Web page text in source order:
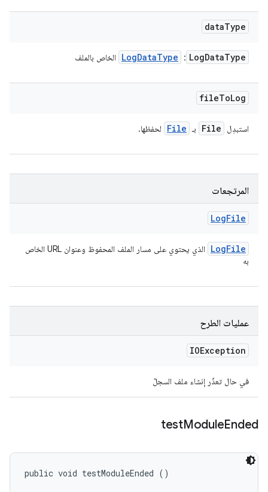
dataType
LogDataType
:
LogDataType الخاص بالملف
fileToLog
استبدِل File بـ File لحفظها.
المرتجعات
LogFile
LogFile
الذي يحتوي على مسار الملف المحفوظ وعنوان URL الخاص
به
عمليات الطرح
IOException
في حال تعذّر إنشاء ملف السجلّ
testModuleEnded
public void testModuleEnded ()